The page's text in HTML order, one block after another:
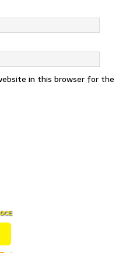
in this browser for the